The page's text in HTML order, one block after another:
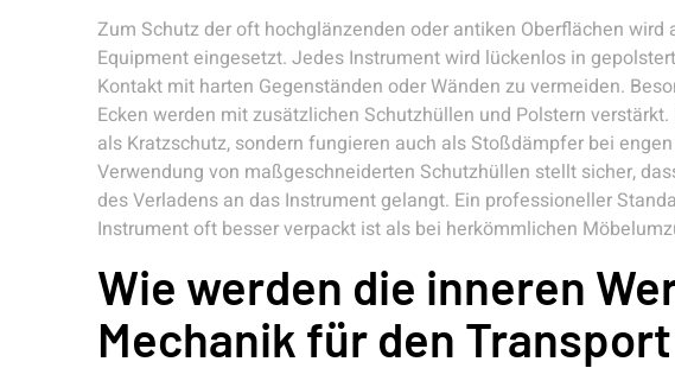
Zum Schutz der oft hochglänzenden oder antiken Oberflächen
Equipment eingesetzt. Jedes Instrument wird lückenlos in
Kontakt mit harten Gegenständen oder Wänden zu vermeiden.
Ecken werden mit zusätzlichen Schutzhüllen und Polstern
als Kratzschutz, sondern fungieren auch als Stoßdämpfer bei
Verwendung von maßgeschneiderten Schutzhüllen stellt sicher,
des Verladens an das Instrument gelangt. Ein professioneller
Instrument oft besser verpackt ist als bei herkömmlichen
Wie werden die inneren
Mechanik für den